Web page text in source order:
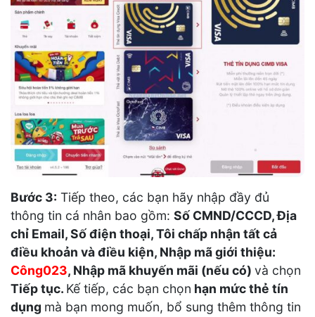
Bước 3: Tiếp theo, các bạn hãy nhập đầy đủ
thông tin cá nhân bao gồm: Số CMND/CCCD, Địa
chỉ Email, Số điện thoại, Tôi chấp nhận tất cả
điều khoản và điều kiện, Nhập mã giới thiệu:
Công023, Nhập mã khuyến mãi (nếu có) và chọn
Tiếp tục. Kế tiếp, các bạn chọn hạn mức thẻ tín
dụng mà bạn mong muốn, bổ sung thêm thông tin